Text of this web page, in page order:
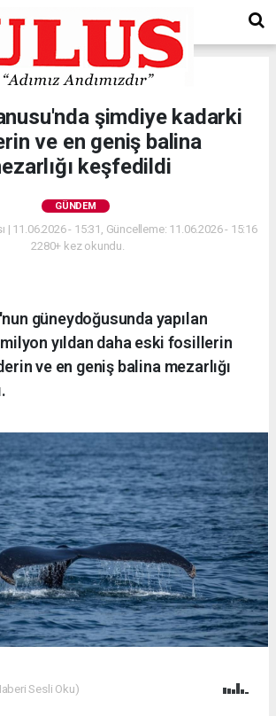
şimdiye kadarki
ve en geniş balina
keşfedildi
GÜNDEM
| 11.06.2026 - 15:31, Güncelleme: 11.06.2026 - 15:16
2280+ kez okundu.
güneydoğusunda yapılan
yıldan daha eski fosillerin
ve en geniş balina mezarlığı
Sesli Oku)